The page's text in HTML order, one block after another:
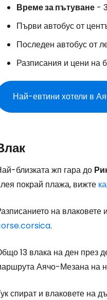
Време за пътуване -
Първи автобус от
Последен автобус от
Разписания и цени на
Най-евтини хотели в
близката жп гара до
покрай плажа, вижте
на
.
13 влака на ден през
Аячо-Мезана на
спират и влаковете на